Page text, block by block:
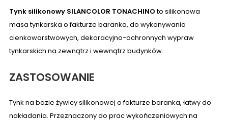
Tynk silikonowy SILANCOLOR TONACHINOto silikonowa
masa tynkarska o fakturze baranka, do wykonywania
cienkowarstwowych, dekoracyjno-ochronnych wypraw
tynkarskich na zewnątrz i wewnątrz budynków.
ZASTOSOWANIE
Tynk na bazie żywicy silikonowej o fakturze baranka, łatwy do
nakładania. Przeznaczony do prac wykończeniowych na